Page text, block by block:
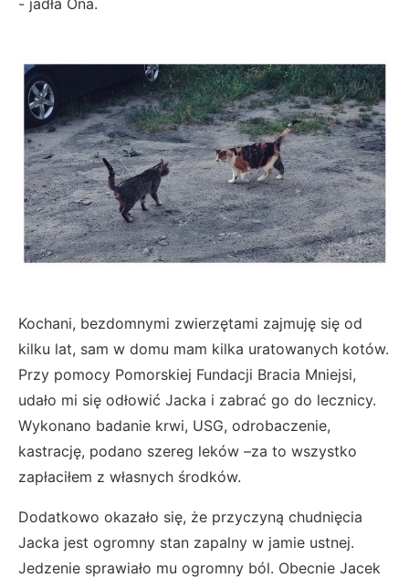
- jadła Ona.
Kochani, bezdomnymi zwierzętami zajmuję się od
kilku lat, sam w domu mam kilka uratowanych kotów.
Przy pomocy Pomorskiej Fundacji Bracia Mniejsi,
udało mi się odłowić Jacka i zabrać go do lecznicy.
Wykonano badanie krwi, USG, odrobaczenie,
kastrację, podano szereg leków –za to wszystko
zapłaciłem z własnych środków.
Dodatkowo okazało się, że przyczyną chudnięcia
Jacka jest ogromny stan zapalny w jamie ustnej.
Jedzenie sprawiało mu ogromny ból. Obecnie Jacek